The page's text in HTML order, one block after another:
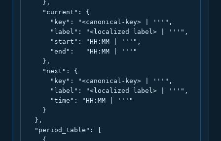
    },
    "current": {
      "key": "<canonical-key> | '''",
      "label": "<localized label> | '''",
      "start": "HH:MM | '''",
      "end":   "HH:MM | '''"
    },
    "next": {
      "key": "<canonical-key> | '''",
      "label": "<localized label> | '''",
      "time": "HH:MM | '''"
    }
  },
  "period_table": [